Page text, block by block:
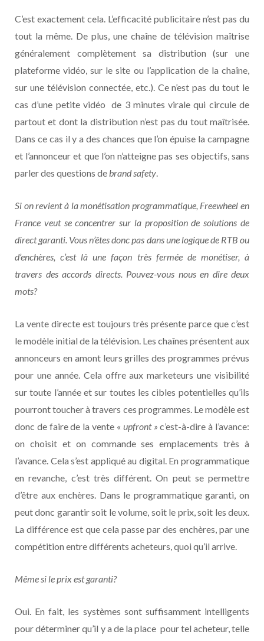
C’est exactement cela. L’efficacité publicitaire n’est pas du
tout la même. De plus, une chaîne de télévision maîtrise
généralement complètement sa distribution (sur une
plateforme vidéo, sur le site ou l’application de la chaîne,
sur une télévision connectée, etc.). Ce n’est pas du tout le
cas d’une petite vidéo de 3 minutes virale qui circule de
partout et dont la distribution n’est pas du tout maîtrisée.
Dans ce cas il y a des chances que l’on épuise la campagne
et l’annonceur et que l’on n’atteigne pas ses objectifs, sans
parler des questions de brand safety
Si on revient à la monétisation programmatique, Freewheel en
France veut se concentrer sur la proposition de solutions de
direct garanti. Vous n’êtes donc pas dans une logique de RTB ou
d’enchères, c’est là une façon très fermée de monétiser, à
travers des accords directs. Pouvez-vous nous en dire deux
mots?
La vente directe est toujours très présente parce que c’est
le modèle initial de la télévision. Les chaînes présentent aux
annonceurs en amont leurs grilles des programmes prévus
pour une année. Cela offre aux marketeurs une visibilité
sur toute l’année et sur toutes les cibles potentielles qu’ils
pourront toucher à travers ces programmes. Le modèle est
donc de faire de la vente « upfront » c’est-à-dire à l’avance:
on choisit et on commande ses emplacements très à
l’avance. Cela s’est appliqué au digital. En programmatique
en revanche, c’est très différent. On peut se permettre
d’être aux enchères. Dans le programmatique garanti, on
peut donc garantir soit le volume, soit le prix, soit les deux.
La différence est que cela passe par des enchères, par une
compétition entre différents acheteurs, quoi qu’il arrive.
Même si le prix est garanti?
Oui. En fait, les systèmes sont suffisamment intelligents
pour déterminer qu’il y a de la place pour tel acheteur, telle